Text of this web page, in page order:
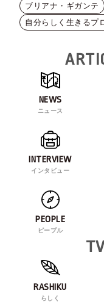
ブリアナ・ギガンテ
自分らしく生きるプ
NEWS
ニュース
INTERVIEW
インタビュー
PEOPLE
ピープル
RASHIKU
らしく